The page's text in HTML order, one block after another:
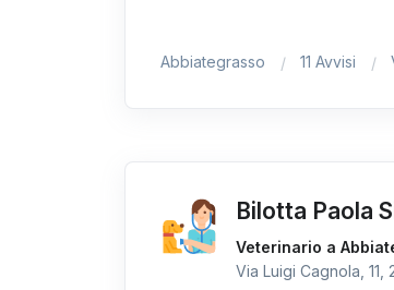
Abbiategrasso 11 Avvisi
Bilotta Paola
Veterinario a
Via Luigi Cagnola,